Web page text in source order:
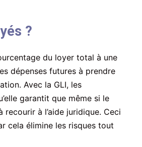
?
du loyer total à une
dépenses futures à prendre
Avec la GLI, les
garantit que même si le
à l’aide juridique. Ceci
cela élimine les risques tout